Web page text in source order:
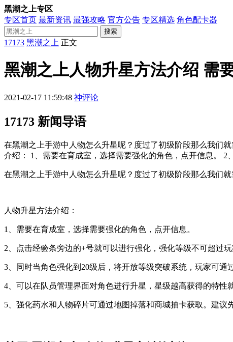
黑潮之上专区
专区首页 最新资讯 最强攻略 官方公告 专区精选 角色配卡器
搜索
17173 黑潮之上 正文
黑潮之上人物升星方法介绍 需
2021-02-17 11:59:48 神评论
17173 新闻导语
在黑潮之上手游中人物怎么升星呢？度过了初级阶段那么我们
介绍： 1、需要在育成室，选择需要强化的角色，点开信息。
在黑潮之上手游中人物怎么升星呢？度过了初级阶段那么我们
人物升星方法介绍：
1、需要在育成室，选择需要强化的角色，点开信息。
2、点击经验条旁边的+号就可以进行强化，强化等级不可超过玩
3、同时当角色强化到20级后，将开放等级突破系统，玩家可通
4、可以在队员管理界面对角色进行升星，星级越高获得的特性
5、强化药水和人物碎片可通过地图掉落和商城抽卡获取。建议